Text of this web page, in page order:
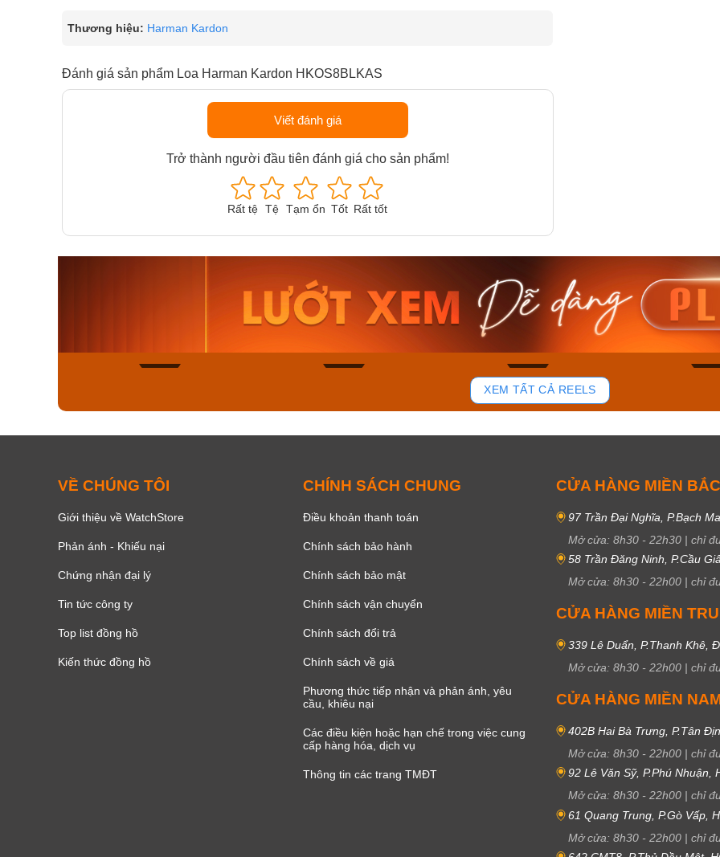
Thương hiệu: Harman Kardon
Đánh giá sản phẩm Loa Harman Kardon HKOS8BLKAS
Viết đánh giá
Trở thành người đầu tiên đánh giá cho sản phẩm!
Rất tệ Tệ Tạm ổn Tốt Rất tốt
Casio Nam MTS-
115D-1AVDF
2.823.000₫
2.399.550₫
Mua ngay
44
Casio Nam MTS-
RS100L-1AVDF
4.276.000₫
3.634.600₫
Casio
230EL-
Mua
XEM TẤT CẢ REELS
VỀ CHÚNG TÔI
Giới thiệu về WatchStore
Phản ánh - Khiếu nại
Chứng nhận đại lý
Tin tức công ty
Top list đồng hồ
Kiến thức đồng hồ
CHÍNH SÁCH CHUNG
Điều khoản thanh toán
Chính sách bảo hành
Chính sách bảo mật
Chính sách vận chuyển
Chính sách đổi trả
Chính sách về giá
Phương thức tiếp nhận và phản ánh, yêu
cầu, khiêu nại
Các điều kiện hoặc hạn chế trong việc cung
cấp hàng hóa, dịch vụ
Thông tin các trang TMĐT
CỬA HÀNG MIỀN BẮC
97 Trần Đại Nghĩa, P.Bạch
Mở cửa: 8h30 - 22h30 | chỉ
58 Trần Đăng Ninh, P.Cầu
Mở cửa: 8h30 - 22h00 | chỉ
CỬA HÀNG MIỀN
339 Lê Duẩn, P.Thanh Khê,
Mở cửa: 8h30 - 22h00 | chỉ
CỬA HÀNG MIỀN
402B Hai Bà Trưng, P.Tân
Mở cửa: 8h30 - 22h00 | chỉ
92 Lê Văn Sỹ, P.Phú Nhuận,
Mở cửa: 8h30 - 22h00 | chỉ
61 Quang Trung, P.Gò Vấp,
Mở cửa: 8h30 - 22h00 | chỉ